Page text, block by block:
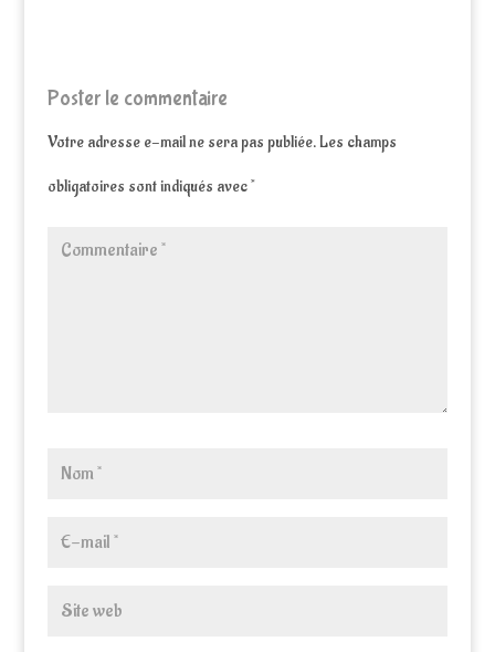
Poster le commentaire
Votre adresse e-mail ne sera pas publiée.Les champs
obligatoires sont indiqués avec*